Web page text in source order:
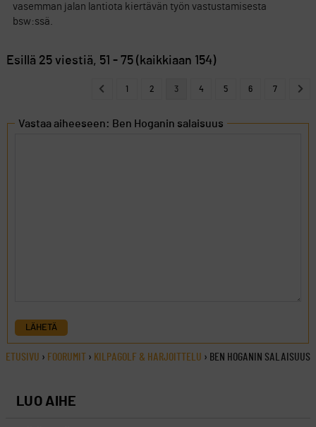
vasemman jalan lantiota kiertävän työn vastustamisesta
bsw:ssä.
Esillä 25 viestiä, 51 - 75 (kaikkiaan 154)
1 2 3 4 5 6 7
Vastaa aiheeseen: Ben Hoganin salaisuus
LÄHETÄ
ETUSIVU › FOORUMIT › KILPAGOLF & HARJOITTELU › BEN HOGANIN SALAISUUS
LUO AIHE